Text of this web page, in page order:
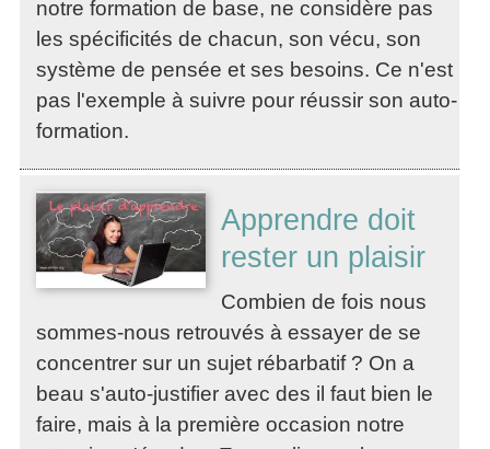
notre formation de base, ne considère pas
les spécificités de chacun, son vécu, son
système de pensée et ses besoins. Ce n'est
pas l'exemple à suivre pour réussir son auto-
formation.
Apprendre doit
rester un plaisir
Combien de fois nous
sommes-nous retrouvés à essayer de se
concentrer sur un sujet rébarbatif ? On a
beau s'auto-justifier avec des il faut bien le
faire, mais à la première occasion notre